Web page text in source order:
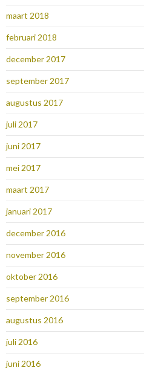
maart 2018
februari 2018
december 2017
september 2017
augustus 2017
juli 2017
juni 2017
mei 2017
maart 2017
januari 2017
december 2016
november 2016
oktober 2016
september 2016
augustus 2016
juli 2016
juni 2016